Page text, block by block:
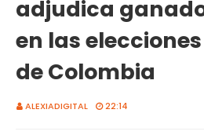
adjudica
en las elecciones
de Colombia
ALEXIADIGITAL 22:14